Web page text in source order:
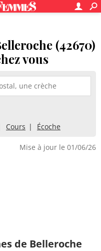
(42670)
vous
Cours Écoche
Mise à jour le 01/06/26
de Belleroche